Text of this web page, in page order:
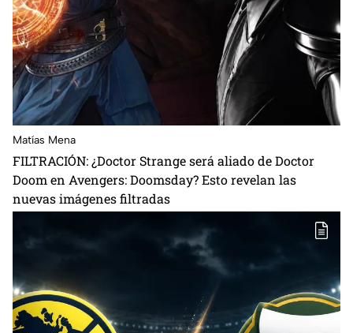
Matías Mena
FILTRACIÓN: ¿Doctor Strange será aliado de Doctor
Doom en Avengers: Doomsday? Esto revelan las
nuevas imágenes filtradas